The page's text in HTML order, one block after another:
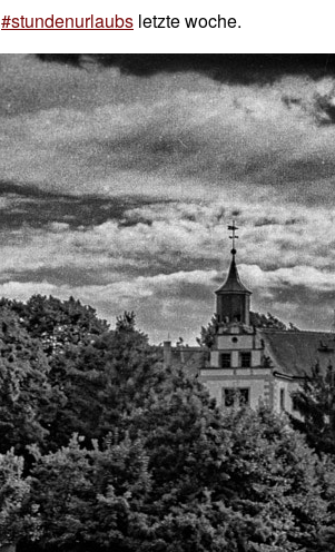
chef
#stundenurlaubs letzte woche.